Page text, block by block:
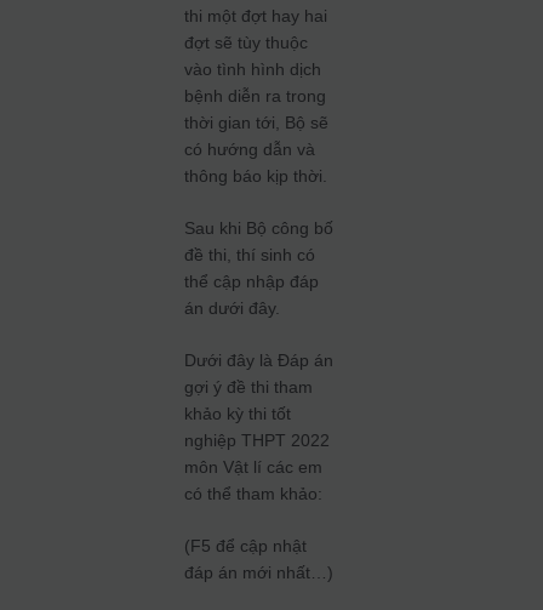
thi một đợt hay hai
đợt sẽ tùy thuộc
vào tình hình dịch
bệnh diễn ra trong
thời gian tới, Bộ sẽ
có hướng dẫn và
thông báo kịp thời.
Sau khi Bộ công bố
đề thi, thí sinh có
thể cập nhập đáp
án dưới đây.
Dưới đây là Đáp án
gợi ý đề thi tham
khảo kỳ thi tốt
nghiệp THPT 2022
môn Vật lí các em
có thể tham khảo:
(F5 để cập nhật
đáp án mới nhất…)